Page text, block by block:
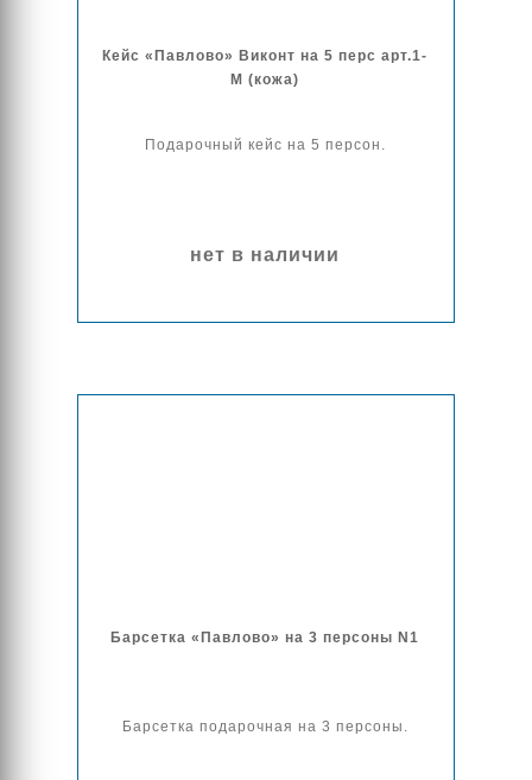
Кейс «Павлово» Виконт на 5 перс арт.1-
М (кожа)
Подарочный кейс на 5 персон.
нет в наличии
Барсетка «Павлово» на 3 персоны N1
Барсетка подарочная на 3 персоны.